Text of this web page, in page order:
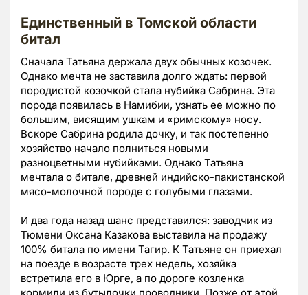
Единственный в Томской области
битал
Сначала Татьяна держала двух обычных козочек.
Однако мечта не заставила долго ждать: первой
породистой козочкой стала нубийка Сабрина. Эта
порода появилась в Намибии, узнать ее можно по
большим, висящим ушкам и «римскому» носу.
Вскоре Сабрина родила дочку, и так постепенно
хозяйство начало полниться новыми
разноцветными нубийками. Однако Татьяна
мечтала о битале, древней индийско-пакистанской
мясо-молочной породе с голубыми глазами.
И два года назад шанс представился: заводчик из
Тюмени Оксана Казакова выставила на продажу
100% битала по имени Тагир. К Татьяне он приехал
на поезде в возрасте трех недель, хозяйка
встретила его в Юрге, а по дороге козленка